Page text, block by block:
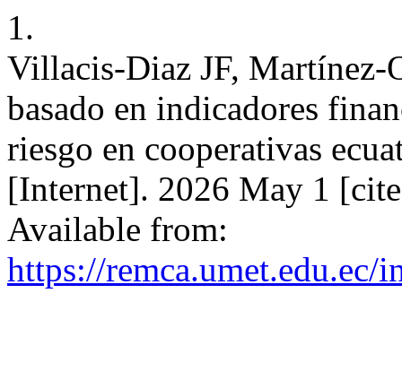
1.
Villacis-Diaz JF,
basado en indicadores
riesgo en cooperativas
[Internet]. 2026 May 1
Available from:
https://